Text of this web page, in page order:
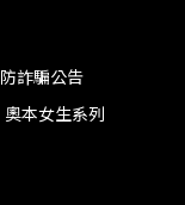
防詐騙公告
奧本女生系列